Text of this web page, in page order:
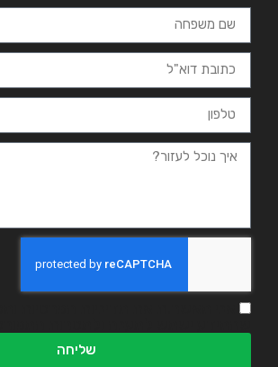
שליחה